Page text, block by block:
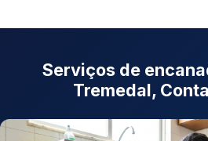
Serviços de
Tremedal,